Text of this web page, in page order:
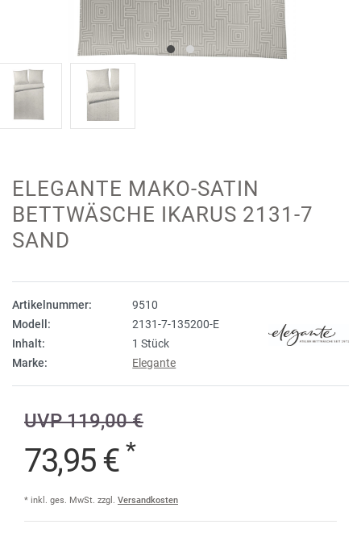
ELEGANTE MAKO-SATIN
BETTWÄSCHE IKARUS 2131-7
SAND
Artikelnummer:
9510
Modell:
2131-7-135200-E
Inhalt:
1 Stück
Marke:
Elegante
UVP 119,00 €
73,95 € *
* inkl. ges. MwSt. zzgl. Versandkosten